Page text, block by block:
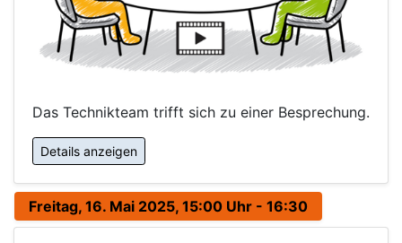
Das Technikteam trifft sich zu einer Besprechung.
Details anzeigen
Freitag, 16. Mai 2025, 15:00 Uhr - 16:30